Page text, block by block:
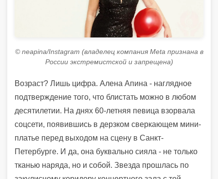
© neapina/Instagram (владелец компания Meta признана в
России экстремистской и запрещена)
Возраст? Лишь цифра. Алена Апина - наглядное
подтверждение того, что блистать можно в любом
десятилетии. На днях 60-летняя певица взорвала
соцсети, появившись в дерзком сверкающем мини-
платье перед выходом на сцену в Санкт-
Петербурге. И да, она буквально сияла - не только
тканью наряда, но и собой. Звезда прошлась по